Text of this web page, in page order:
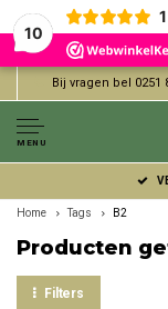
10
1
Bij vragen bel 0251
MENU
Home Tags B2
Producten
Filters